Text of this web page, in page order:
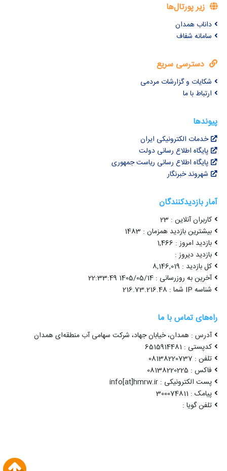
زیر پورتال‌ها
داناب همدان
سامانه شفاف
دسترسی سریع
شکایات و گزارشات مردمی
ارتباط با ما
پیوندها
خدمات الکترونیکی ایران
پایگاه اطلاع رسانی دولت
پایگاه اطلاع رسانی ریاست جمهوری
شهروند خبرنگار
آمار بازدیدکنندگان
کاربران آنلاین : 23
بیشترین بازدید همزمان : 1483
بازدید امروز : 1,466
بازدید دیروز :
کل بازدید : 8,146,019
آخرین به روزرسانی : 1405/05/14 22:33:49
شناسه IP شما : 216.73.216.48
راه‌های تماس با ما
آدرس : همدان، خیابان جهاد، شرکت سهامی آب منطقه‌ای همدان
کدپستی : 6515914481
تلفن : 08138220737
فاکس : 08138220225
پست الکترونیکی : info[at]hmrw.ir
پیامک : 300074811
تلفن گویا :